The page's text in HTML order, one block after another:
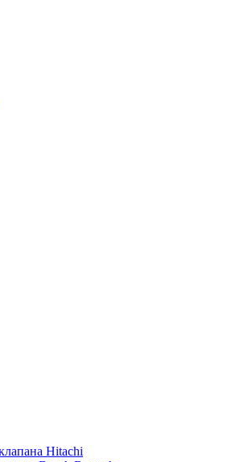
Hitachi